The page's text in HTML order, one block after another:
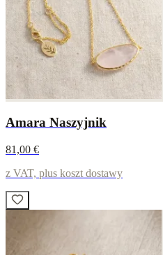
Amara Naszyjnik
81,00 €
z VAT, plus koszt dostawy